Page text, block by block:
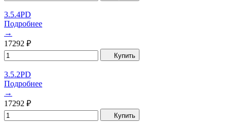
3.5.4PD
Подробнее
→
17292 ₽
Купить
3.5.2PD
Подробнее
→
17292 ₽
Купить